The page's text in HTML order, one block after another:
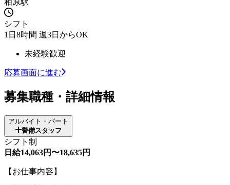
相原駅
シフト
1日8時間 週3日からOK
未経験歓迎
応募画面に進む
募集職種・詳細情報
アルバイト・パート
警備スタッフ
シフト制
日給14,063円〜18,635円
【お仕事内容】